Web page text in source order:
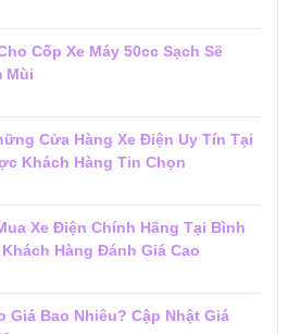
Cốp Xe Máy 50cc Sạch Sẽ
Mùi
Cửa Hàng Xe Điện Uy Tín Tại
Khách Hàng Tin Chọn
Xe Điện Chính Hãng Tại Bình
Hàng Đánh Giá Cao
Giá Bao Nhiêu? Cập Nhật Giá